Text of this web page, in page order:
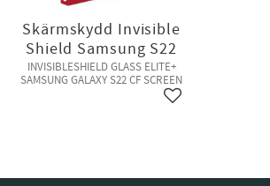
Skärmskydd Invisible
Shield Samsung S22
INVISIBLESHIELD GLASS ELITE+
SAMSUNG GALAXY S22 CF SCREEN
Lägg till i favoriter